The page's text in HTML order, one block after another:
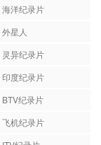
海洋纪录片
外星人
灵异纪录片
印度纪录片
BTV纪录片
飞机纪录片